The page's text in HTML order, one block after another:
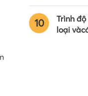
10
Trình
loại